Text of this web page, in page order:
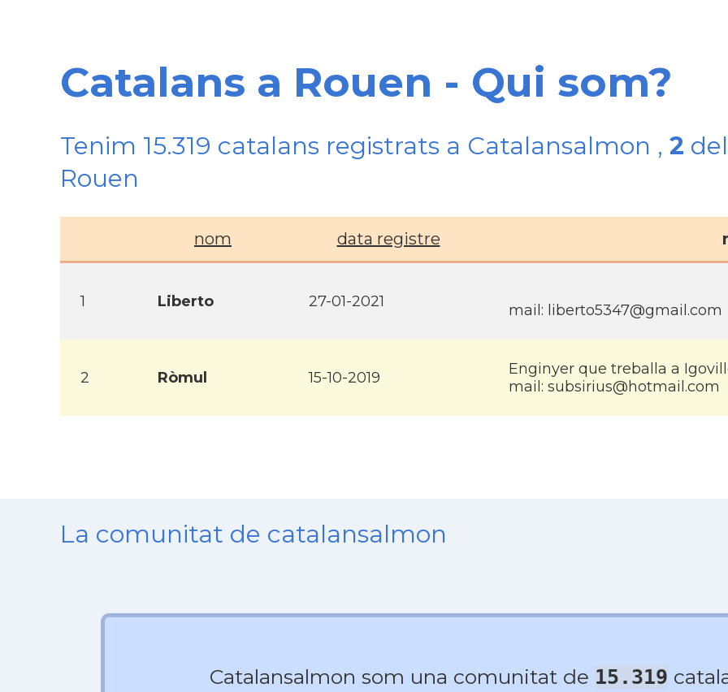
Catalans a Rouen - Qui som?
Tenim 15.319 catalans registrats a Catalansalmon , 2
Rouen
nom data registre
1 Liberto 27-01-2021 mail: liberto5347@gmail.com
2 Ròmul 15-10-2019
Enginyer que treballa a
mail: subsirius@hotmail.com
La comunitat de catalansalmon
Catalansalmon som una comunitat de 15.319